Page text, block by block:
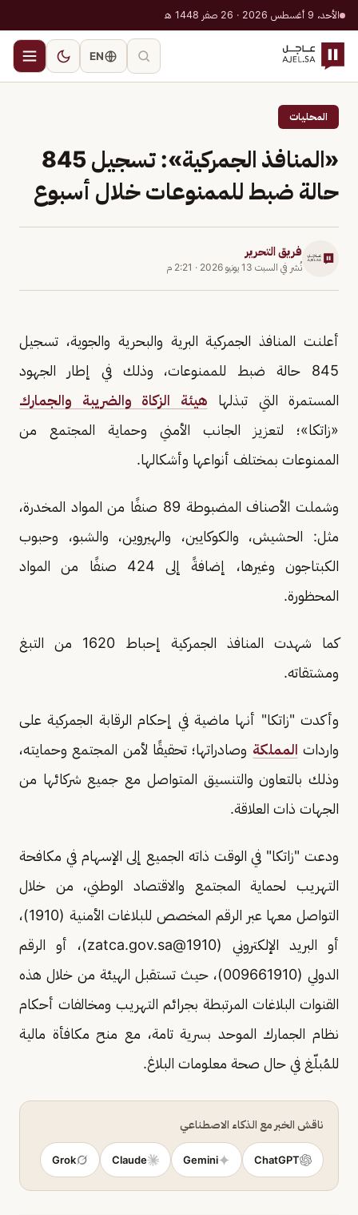
الأحد، 9 أغسطس 2026 · 26 صفر 1448 هـ
EN
المحليات
«المنافذ الجمركية»: تسجيل 845
حالة ضبط للممنوعات خلال أسبوع
فريق التحرير
نُشر في السبت 13 يونيو 2026 · 2:21 م
أعلنت المنافذ الجمركية البرية والبحرية والجوية، تسجيل
845 حالة ضبط للممنوعات، وذلك في إطار الجهود
المستمرة التي تبذلها هيئة الزكاة والضريبة والجمارك
«زاتكا»؛ لتعزيز الجانب الأمني وحماية المجتمع من
الممنوعات بمختلف أنواعها وأشكالها.
وشملت الأصناف المضبوطة 89 صنفًا من المواد المخدرة،
مثل: الحشيش، والكوكايين، والهيروين، والشبو، وحبوب
الكبتاجون وغيرها، إضافةً إلى 424 صنفًا من المواد
المحظورة.
كما شهدت المنافذ الجمركية إحباط 1620 من التبغ
ومشتقاته.
وأكدت "زاتكا" أنها ماضية في إحكام الرقابة الجمركية على
واردات المملكة وصادراتها؛ تحقيقًا لأمن المجتمع وحمايته،
وذلك بالتعاون والتنسيق المتواصل مع جميع شركائها من
الجهات ذات العلاقة.
ودعت "زاتكا" في الوقت ذاته الجميع إلى الإسهام في مكافحة
التهريب لحماية المجتمع والاقتصاد الوطني، من خلال
التواصل معها عبر الرقم المخصص للبلاغات الأمنية (1910)،
أو البريد الإلكتروني (1910@zatca.gov.sa
)، أو الرقم
الدولي (009661910)، حيث تستقبل الهيئة من خلال هذه
القنوات البلاغات المرتبطة بجرائم التهريب ومخالفات أحكام
نظام الجمارك الموحد بسرية تامة، مع منح مكافأة مالية
للمُبلّغ في حال صحة معلومات البلاغ.
ناقش الخبر مع الذكاء الاصطناعي
ChatGPT
Gemini
Claude
Grok